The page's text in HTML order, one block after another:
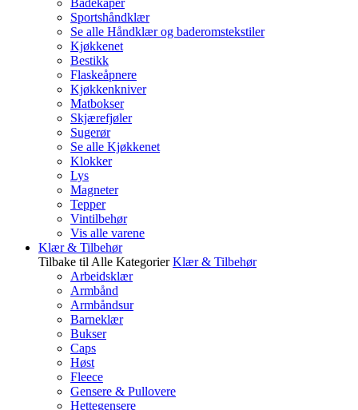
Badekåper
Sportshåndklær
Se alle Håndklær og baderomstekstiler
Kjøkkenet
Bestikk
Flaskeåpnere
Kjøkkenkniver
Matbokser
Skjærefjøler
Sugerør
Se alle Kjøkkenet
Klokker
Lys
Magneter
Tepper
Vintilbehør
Vis alle varene
Klær & Tilbehør
Tilbake til Alle Kategorier Klær & Tilbehør
Arbeidsklær
Armbånd
Armbåndsur
Barneklær
Bukser
Caps
Høst
Fleece
Gensere & Pullovere
Hettegensere